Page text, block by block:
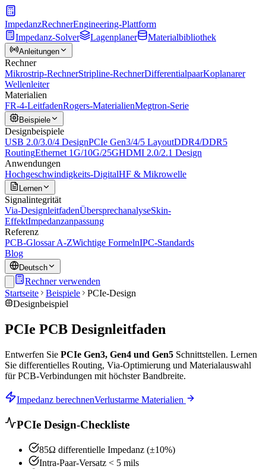
ImpedanzRechnerEngineering-Plattform
Impedanz-Solver
Lagenplaner Materialbibliothek
Anleitungen
Rechner
Mikrostrip-RechnerStripline-RechnerDifferentialpaarKoplanarer
Wellenleiter
Materialien
FR-4-LeitfadenRogers-MaterialienMegtron-Serie
Beispiele
Designbeispiele
USB 2.0/3.0/4 DesignPCIe Gen3/4/5 LayoutDDR4/DDR5
RoutingEthernet 1G/10G/25GHDMI 2.0/2.1 Design
Anwendungen
Hochgeschwindigkeits-DigitalHF & Mikrowelle
Lernen
Signalintegrität
Via-DesignleitfadenÜbersprechanalyseSkin-
EffektImpedanzanpassung
Referenz
PCB-Glossar A-ZWichtige FormelnIPC-Standards
Blog
Deutsch
Rechner verwenden
Startseite
Beispiele
PCIe-Design
Designbeispiel
PCIe PCB Designleitfaden
Entwerfen Sie PCIe Gen3, Gen4 und Gen5 Schnittstellen. Lernen
Sie differentielles Routing, Via-Optimierung und Materialauswahl
für PCB-Verbindungen mit höchster Bandbreite.
Impedanz berechnenVerlustarme Materialien
PCIe Design-Checkliste
85Ω differentielle Impedanz (±10%)
Intra-Paar-Versatz < 5 mils